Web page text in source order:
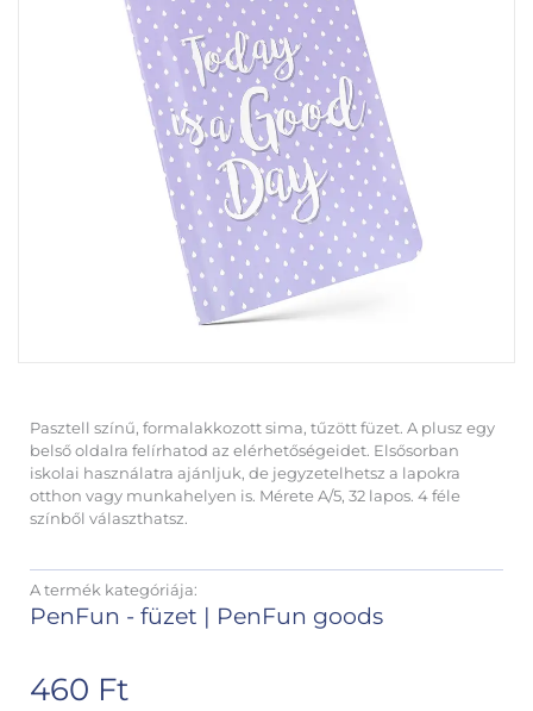
Pasztell színű, formalakkozott sima, tűzött füzet. A plusz egy
belső oldalra felírhatod az elérhetőségeidet. Elsősorban
iskolai használatra ajánljuk, de jegyzetelhetsz a lapokra
otthon vagy munkahelyen is. Mérete A/5, 32 lapos. 4 féle
színből választhatsz.
A termék kategóriája:
PenFun - füzet | PenFun goods
460 Ft